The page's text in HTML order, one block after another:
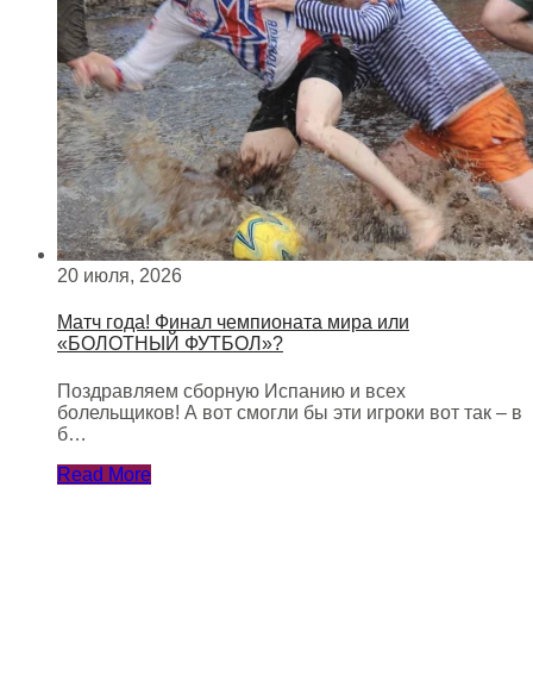
20 июля, 2026
Матч года! Финал чемпионата мира или
«БОЛОТНЫЙ ФУТБОЛ»?
Поздравляем сборную Испанию и всех
болельщиков! А вот смогли бы эти игроки вот так – в
б…
Read More